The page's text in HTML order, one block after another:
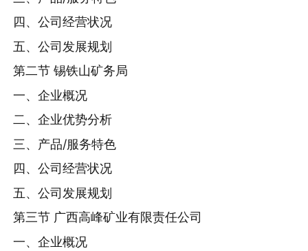
四、公司经营状况
五、公司发展规划
第二节 锡铁山矿务局
一、企业概况
二、企业优势分析
三、产品/服务特色
四、公司经营状况
五、公司发展规划
第三节 广西高峰矿业有限责任公司
一、企业概况